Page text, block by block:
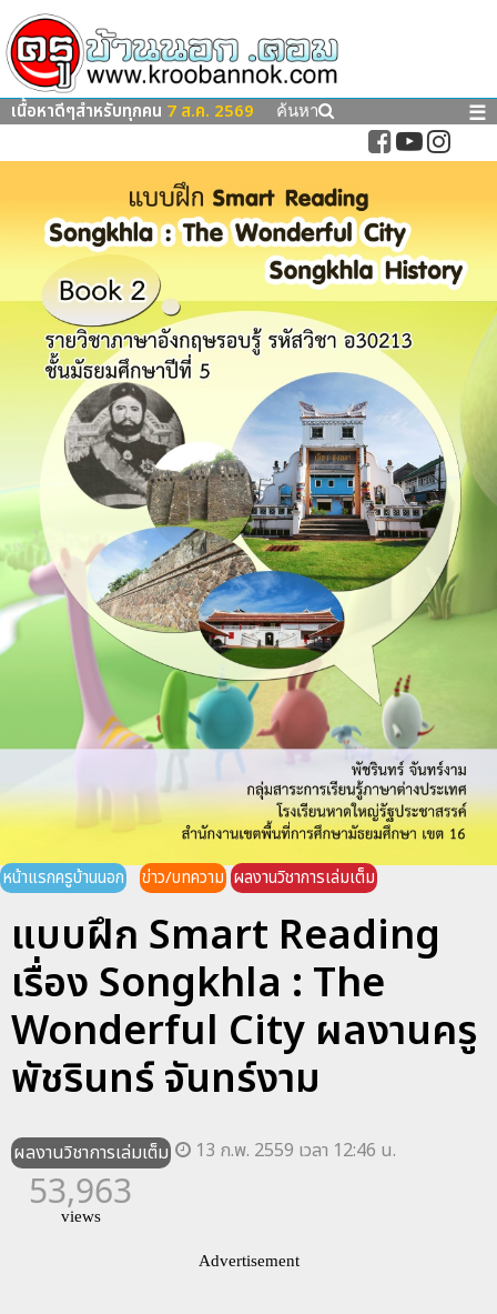
เนื้อหาดีๆสำหรับทุกคน 7 ส.ค. 2569 ค้นหา ☰
หน้าแรกครูบ้านนอก ข่าว/บทความ ผลงานวิชาการเล่มเต็ม
แบบฝึก Smart Reading
เรื่อง Songkhla : The
Wonderful City ผลงานครู
พัชรินทร์ จันทร์งาม
ผลงานวิชาการเล่มเต็ม 13 ก.พ. 2559 เวลา 12:46 น.
53,963
views
Advertisement